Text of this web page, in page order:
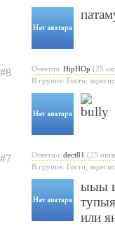
#8 Ответил: HipHOp (25
В группе: Гости,
#7 Ответил: dect81 (25
В группе: Гости,
ыыы
или